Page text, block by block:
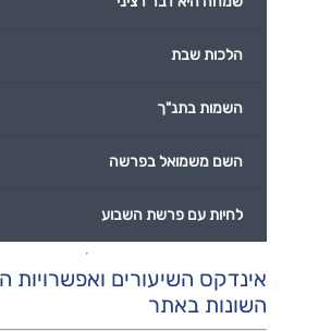
אינדקס השיעורים ואפשרויות
השונות באתר
הלכות שבת
השמות בתנ"ך
השם משמואל בפרשה
לחיות עם פרשת השבוע